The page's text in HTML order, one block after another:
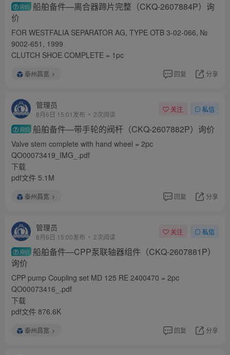
询价 船舶备件—离合器蹄片完整（CKQ-2607884P）询
价
FOR WESTFALIA SEPARATOR AG, TYPE OTB 3-02-066, №
9002-651, 1999
CLUTCH SHOE COMPLETE = 1pc
泰州昌宽 回复 分享
管理员
8月6日 15:01发布 2次阅读
关注 私信
询价 船舶备件—带手轮的阀杆（CKQ-2607882P）询价
Valve stem complete with hand wheel = 2pc
QO00073419_IMG_.pdf
下载
pdf文件 5.1M
泰州昌宽 回复 分享
管理员
8月6日 15:00发布 2次阅读
关注 私信
询价 船舶备件—CPP泵联轴器组件（CKQ-2607881P）
询价
CPP pump Coupling set MD 125 RE 2400470 = 2pc
QO00073416_.pdf
下载
pdf文件 876.6K
泰州昌宽 回复 分享